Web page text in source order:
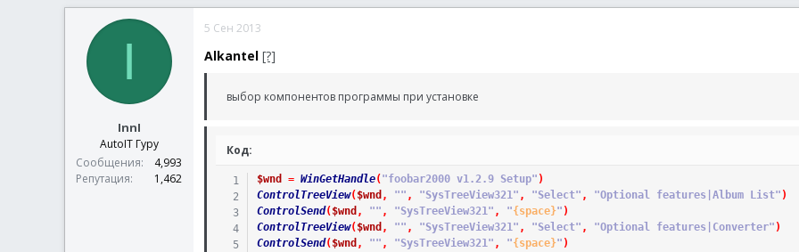
I
InnI
AutoIT Гуру
Сообщения
4,993
Репутация
1,462
5 Сен 2013
Alkantel [?]
выбор компонентов программы при установке
Код:
$wnd = WinGetHandle( "foobar2000 v1.2.9 Setup" )
ControlTreeView( $wnd , "" , "SysTreeView321" , "Select" , "Optional features|Album List" )
ControlSend( $wnd , "" , "SysTreeView321" , "{space}" )
ControlTreeView( $wnd , "" , "SysTreeView321" , "Select" , "Optional features|Converter" )
ControlSend( $wnd , "" , "SysTreeView321" , "{space}" )